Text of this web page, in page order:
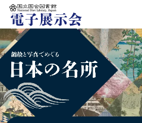
本文へ移動